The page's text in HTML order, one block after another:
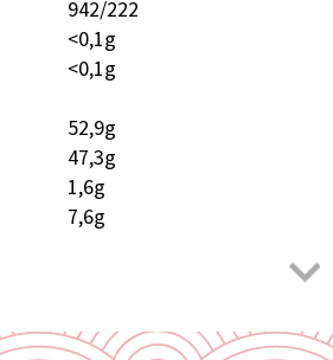
942/222
<0,1g
<0,1g
52,9g
47,3g
1,6g
7,6g